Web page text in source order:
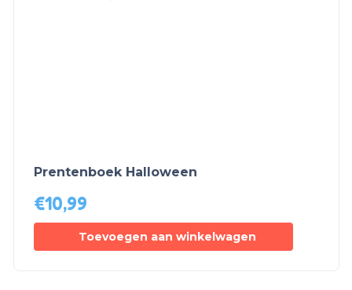
Prentenboek Halloween
€10,99
Toevoegen aan winkelwagen